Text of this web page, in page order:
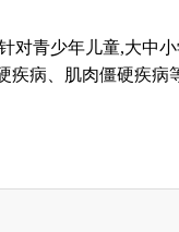
对青少年儿童,大中
疾病、肌肉僵硬疾病